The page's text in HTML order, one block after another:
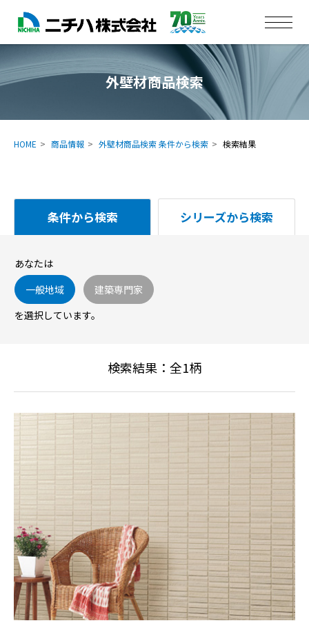
外壁材商品検索
HOME 商品情報 外壁材商品検索 条件から検索 検索結果
条件から検索 シリーズから検索
あなたは
一般地域
建築専門家
を選択しています。
検索結果：全1柄